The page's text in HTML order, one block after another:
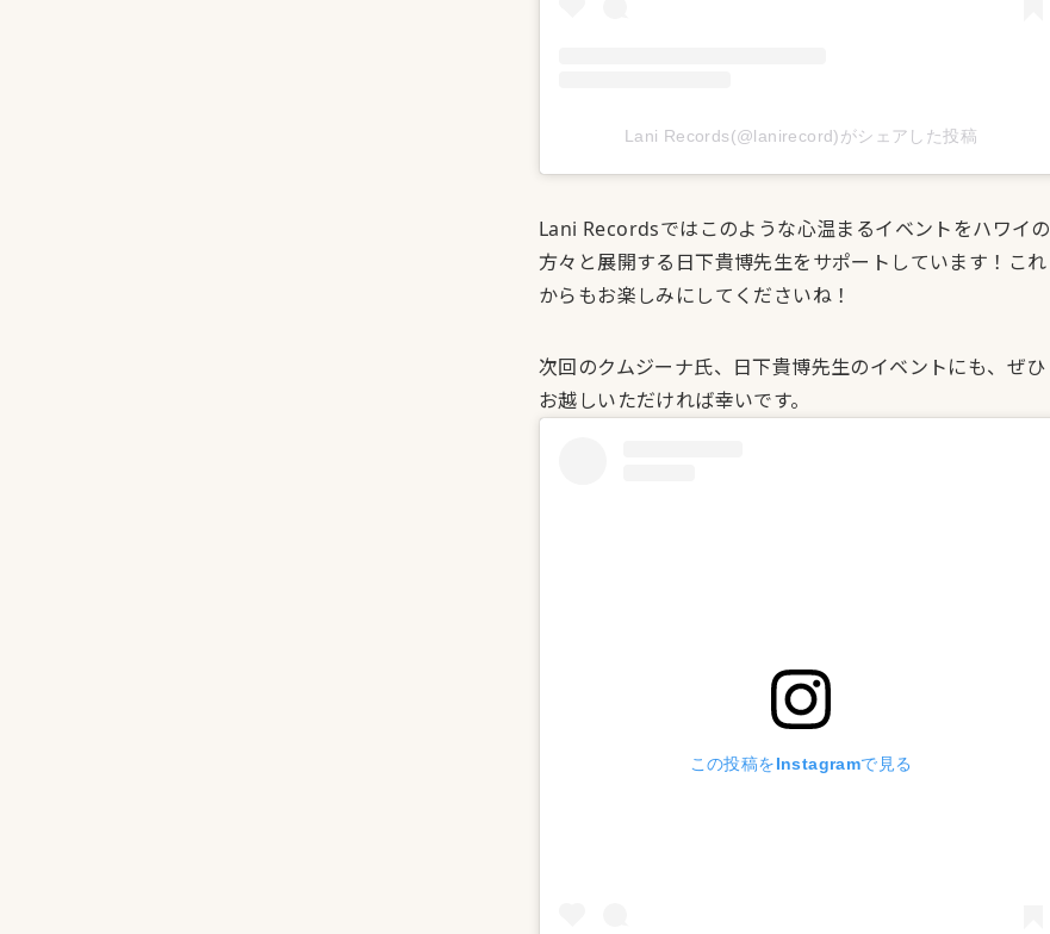
Lani Records(@lanirecord)がシェアした投稿
Lani Recordsではこのような心温まるイベントをハワイの
方々と展開する日下貴博先生をサポートしています！これ
からもお楽しみにしてくださいね！
次回のクムジーナ氏、日下貴博先生のイベントにも、ぜひ
お越しいただければ幸いです。
この投稿をInstagramで見る